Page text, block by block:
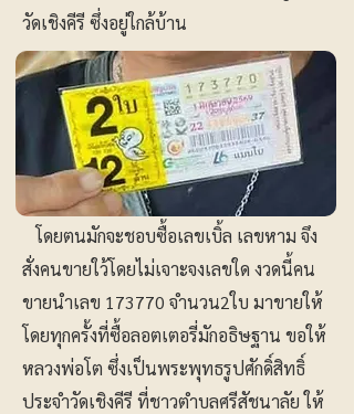
วัดเชิงคีรี ซึ่งอยู่ใกล้บ้าน
โดยตนมักจะชอบซื้อเลขเบิ้ล เลขหาม จึง
สั่งคนขายใว้โดยไม่เจาะจงเลขใด งวดนี้คน
ขายนำเลข 173770 จำนวน2ใบ มาขายให้
โดยทุกครั้งที่ซื้อลอตเตอรี่มักอธิษฐาน ขอให้
หลวงพ่อโต ซึ่งเป็นพระพุทธรูปศักดิ์สิทธิ์
ประจำวัดเชิงคีรี ที่ชาวตำบลศรีสัชนาลัย ให้